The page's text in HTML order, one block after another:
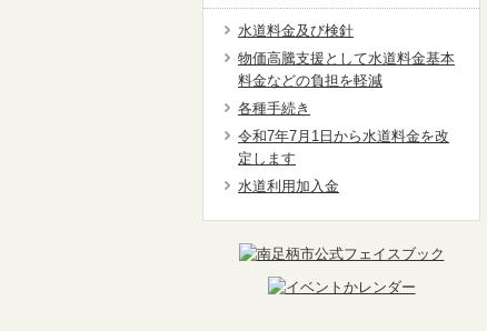
水道料金及び検針
物価高騰支援として水道料金基本
料金などの負担を軽減
各種手続き
令和7年7月1日から水道料金を改
定します
水道利用加入金